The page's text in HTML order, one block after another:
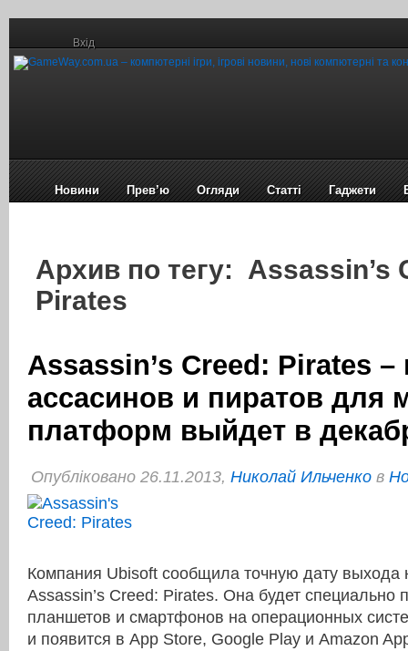
Вхід
Новини Прев’ю Огляди Статті Гаджети
Архив по тегу: Assassin’s
Pirates
Assassin’s Creed: Pirates –
ассасинов и пиратов для
платформ выйдет в
Опубліковано 26.11.2013, Николай Ильченко в
Компания Ubisoft сообщила точную дату выхода
Assassin’s Creed: Pirates. Она будет специально
планшетов и смартфонов на операционных
и появится в App Store, Google Play и Amazon